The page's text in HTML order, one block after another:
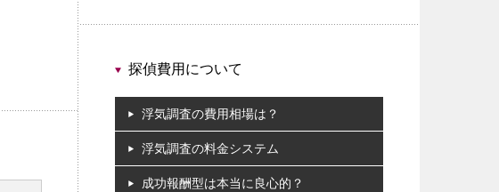
探偵費用について
浮気調査の費用相場は？
浮気調査の料金システム
成功報酬型は本当に良心的？